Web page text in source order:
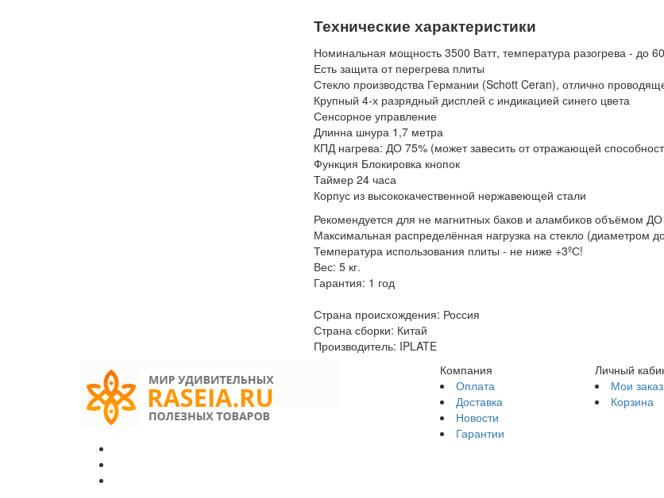
Технические характеристики
Номинальная мощность 3500 Ватт, температура разогрева - до
Есть защита от перегрева плиты
Стекло производства Германии (Schott Ceran), отлично
Крупный 4-х разрядный дисплей с индикацией синего цвета
Сенсорное управление
Длинна шнура 1,7 метра
КПД нагрева: ДО 75% (может завесить от отражающей
Функция Блокировка кнопок
Таймер 24 часа
Корпус из высококачественной нержавеющей стали
Рекомендуется для не магнитных баков и аламбиков объёмом ДО
Максимальная распределённая нагрузка на стекло (диаметром
Температура использования плиты - не ниже +3ºС!
Вес: 5 кг.
Гарантия: 1 год
Страна происхождения: Россия
Страна сборки: Китай
Производитель: IPLATE
Компания
Оплата
Доставка
Новости
Гарантии
Личный
Мои
Корзина